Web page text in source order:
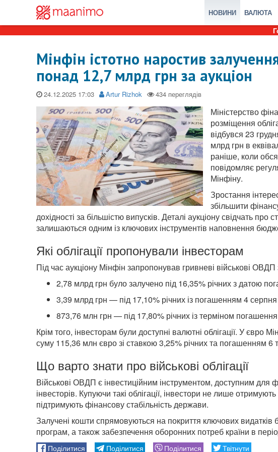
НОВИНИ ВАЛЮТА
Мінфін істотно наростив
понад 12,7 млрд грн за аукціон
24.12.2025 Artur Rizhok
Міністерство
розміщення
відбувся 23
млрд грн в
раніше, коли
повідомляє
Мінфіну.
Зростання
збільшити
дохідності за більшістю випусків. Деталі аукціону свідчать про
залишаються одним із ключових інструментів наповнення
Які облігації пропонували інвесторам
Під час аукціону Мінфін запропонував гривневі військові ОВДП
2,78 млрд грн було залучено під 16,35% річних з датою
3,39 млрд грн — під 17,10% річних із погашенням 4
873,76 млн грн — під 17,80% річних із терміном
Крім того, інвесторам були доступні валютні облігації. У євро
суму 115,36 млн євро зі ставкою 3,25% річних та погашенням 6
Що варто знати про військові облігації
Військові ОВДП є інвестиційним інструментом, доступним для
інвесторів. Купуючи такі облігації, інвестори не лише
підтримують фінансову стабільність держави.
Залучені кошти спрямовуються на покриття ключових
програм, а також забезпечення оборонних потреб країни в